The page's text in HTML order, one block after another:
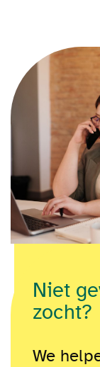
Niet
zocht?
We